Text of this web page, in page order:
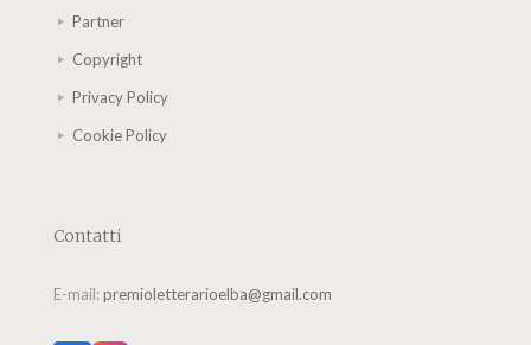
Partner
Copyright
Privacy Policy
Cookie Policy
Contatti
E-mail:premioletterarioelba@gmail.com